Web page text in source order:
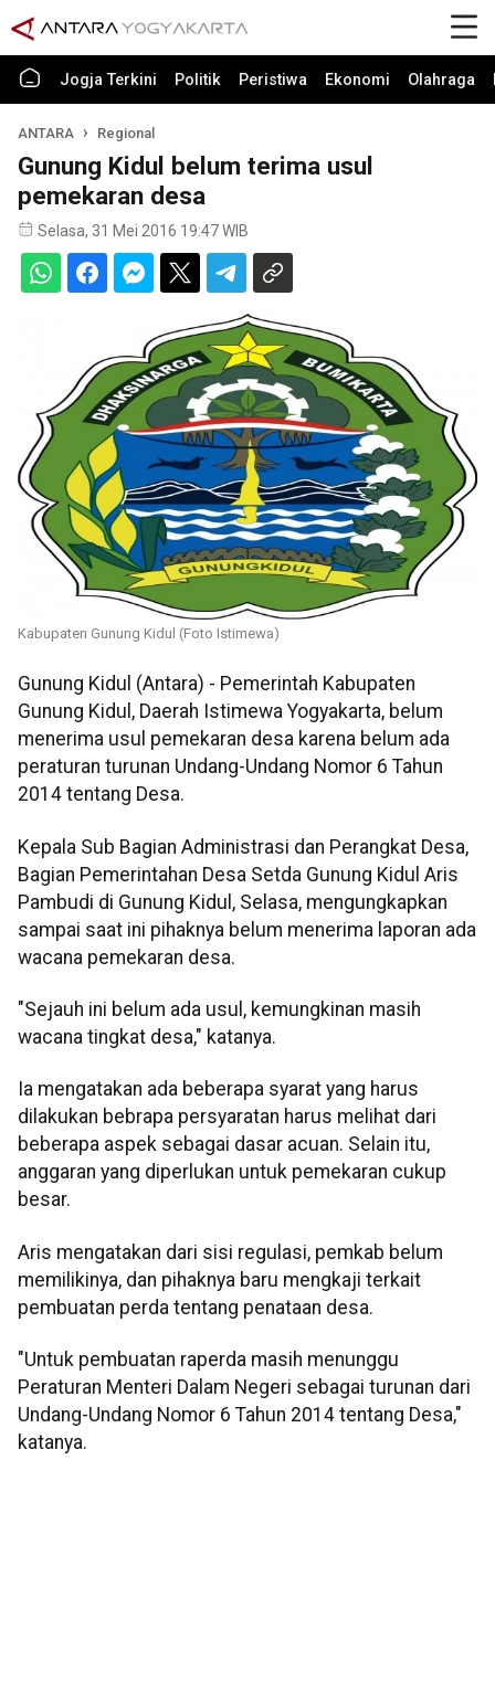
Jogja Terkini Politik Peristiwa Ekonomi Olahraga
ANTARA Regional
Gunung Kidul belum terima usul
pemekaran desa
Selasa, 31 Mei 2016 19:47 WIB
Kabupaten Gunung Kidul (Foto Istimewa)
Gunung Kidul (Antara) - Pemerintah Kabupaten
Gunung Kidul, Daerah Istimewa Yogyakarta, belum
menerima usul pemekaran desa karena belum ada
peraturan turunan Undang-Undang Nomor 6 Tahun
2014 tentang Desa.
Kepala Sub Bagian Administrasi dan Perangkat Desa,
Bagian Pemerintahan Desa Setda Gunung Kidul Aris
Pambudi di Gunung Kidul, Selasa, mengungkapkan
sampai saat ini pihaknya belum menerima laporan ada
wacana pemekaran desa.
"Sejauh ini belum ada usul, kemungkinan masih
wacana tingkat desa," katanya.
Ia mengatakan ada beberapa syarat yang harus
dilakukan bebrapa persyaratan harus melihat dari
beberapa aspek sebagai dasar acuan. Selain itu,
anggaran yang diperlukan untuk pemekaran cukup
besar.
Aris mengatakan dari sisi regulasi, pemkab belum
memilikinya, dan pihaknya baru mengkaji terkait
pembuatan perda tentang penataan desa.
"Untuk pembuatan raperda masih menunggu
Peraturan Menteri Dalam Negeri sebagai turunan dari
Undang-Undang Nomor 6 Tahun 2014 tentang Desa,"
katanya.